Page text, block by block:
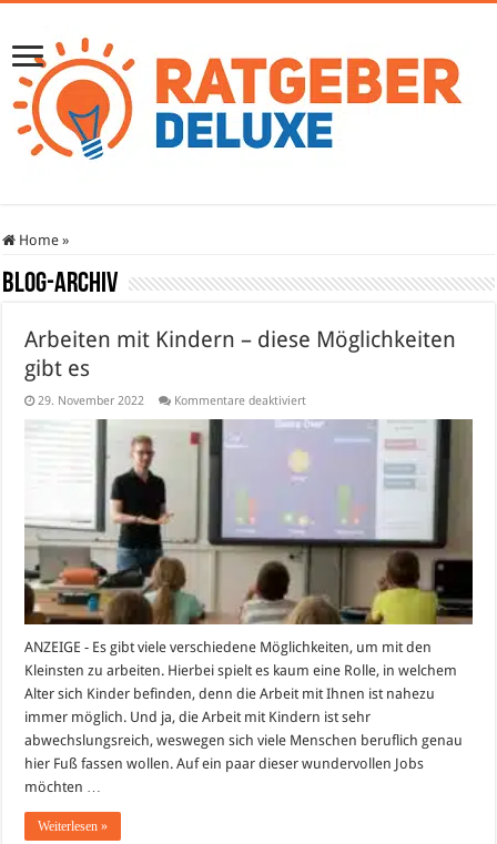
Home »
Blog-Archiv
Arbeiten mit Kindern – diese Möglichkeiten
gibt es
29. November 2022 Kommentare deaktiviertfür
mit
Kindern
diese
Möglichkeiten
es
ANZEIGE - Es gibt viele verschiedene Möglichkeiten, um mit den
Kleinsten zu arbeiten. Hierbei spielt es kaum eine Rolle, in welchem
Alter sich Kinder befinden, denn die Arbeit mit Ihnen ist nahezu
immer möglich. Und ja, die Arbeit mit Kindern ist sehr
abwechslungsreich, weswegen sich viele Menschen beruflich genau
hier Fuß fassen wollen. Auf ein paar dieser wundervollen Jobs
möchten …
Weiterlesen »